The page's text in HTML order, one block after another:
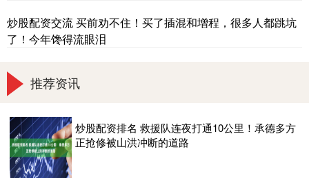
炒股配资交流 买前劝不住！买了插混和增程，很多人都跳坑
了！今年馋得流眼泪
推荐资讯
炒股配资排名 救援队连夜打通10公里！承德多方
正抢修被山洪冲断的道路